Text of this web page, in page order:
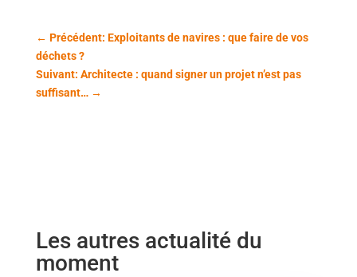
← Précédent: Exploitants de navires : que faire de vos
déchets ?
Suivant: Architecte : quand signer un projet n’est pas
suffisant…→
Les autres actualité du
moment